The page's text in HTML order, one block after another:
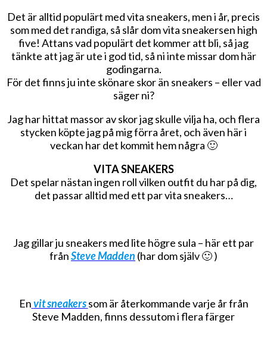
Det är alltid populärt med vita sneakers, men i år, precis
som med det randiga, så slår dom vita sneakersen high
five! Attans vad populärt det kommer att bli, så jag
tänkte att jag är ute i god tid, så ni inte missar dom här
godingarna.
För det finns ju inte skönare skor än sneakers – eller vad
säger ni?
Jag har hittat massor av skor jag skulle vilja ha, och flera
stycken köpte jag på mig förra året, och även här i
veckan har det kommit hem några 🙂
VITA SNEAKERS
Det spelar nästan ingen roll vilken outfit du har på dig,
det passar alltid med ett par vita sneakers…
Jag gillar ju sneakers med lite högre sula – här ett par
frånSteve Madden (har dom själv 🙂 )
Envit sneakers som är återkommande varje år från
Steve Madden, finns dessutom i flera färger